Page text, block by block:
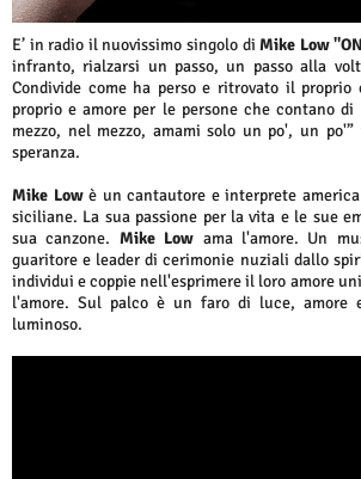
E’ in radio il nuovissimo singolo diMike Low
infranto, rialzarsi un passo, un passo alla
Condivide come ha perso e ritrovato il proprio
proprio e amore per le persone che contano
mezzo, nel mezzo, amami solo un po', un
speranza.
Mike Lowè un cantautore e interprete
siciliane. La sua passione per la vita e le sue
sua canzone. Mike Low ama l'amore. Un
guaritore e leader di cerimonie nuziali dallo
individui e coppie nell'esprimere il loro amore
l'amore. Sul palco è un faro di luce,
luminoso.